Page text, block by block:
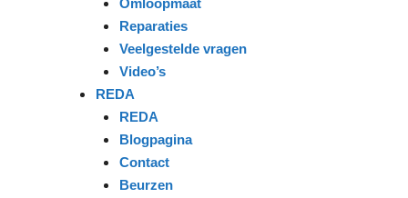
Omloopmaat
Reparaties
Veelgestelde vragen
Video’s
REDA
REDA
Blogpagina
Contact
Beurzen